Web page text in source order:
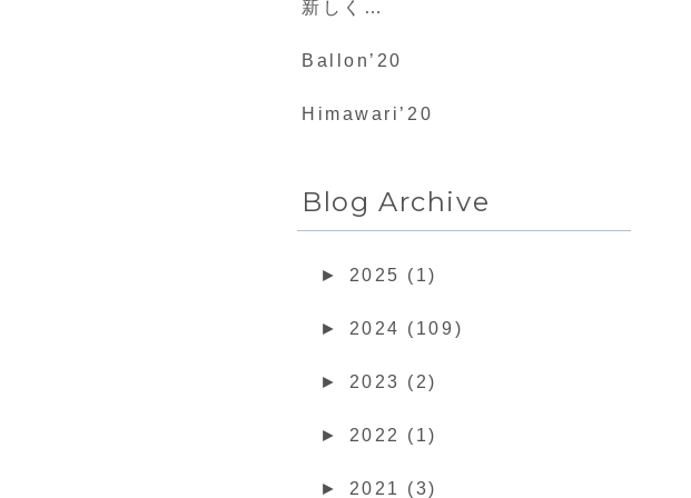
新しく…
Ballon’20
Himawari’20
Blog Archive
► 2025 (1)
► 2024 (109)
► 2023 (2)
► 2022 (1)
► 2021 (3)